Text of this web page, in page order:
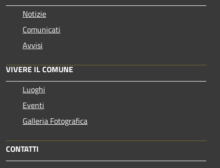
Notizie
Comunicati
Avvisi
VIVERE IL COMUNE
Luoghi
Eventi
Galleria Fotografica
CONTATTI